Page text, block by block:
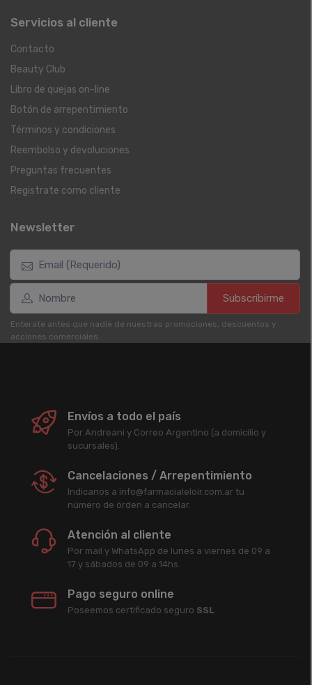
Servicios al cliente
Contacto
Beauty Club
Libro de quejas on-line
Botón de arrepentimiento
Términos y condiciones
Reembolso y devoluciones
Preguntas frecuentes
Registrate como cliente
Newsletter
Subscribirme
Enterate antes que nadie de nuestras promociones, descuentos y
acciones comerciales.
Envíos a todo el país
Por Andreani y Correo Argentino (a domicilio y
sucursales).
Cancelaciones / Arrepentimiento
Indicanos a info@farmacialeloir.com.ar tu
número de órden a cancelar.
Atención al cliente
Por mail y WhatsApp de lunes a viernes de 09 a
17 y sábados de 09 a 14hs.
Pago seguro online
Poseemos certificado seguro SSL